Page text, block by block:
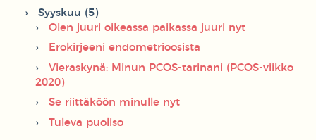
Syyskuu (5)
Olen juuri oikeassa paikassa juuri nyt
Erokirjeeni endometrioosista
Vieraskynä: Minun PCOS-tarinani (PCOS-viikko
2020)
Se riittäköön minulle nyt
Tuleva puoliso